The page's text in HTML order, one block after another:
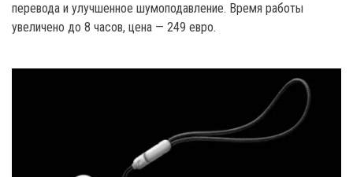
перевода и улучшенное шумоподавление. Время работы
увеличено до 8 часов, цена — 249 евро.